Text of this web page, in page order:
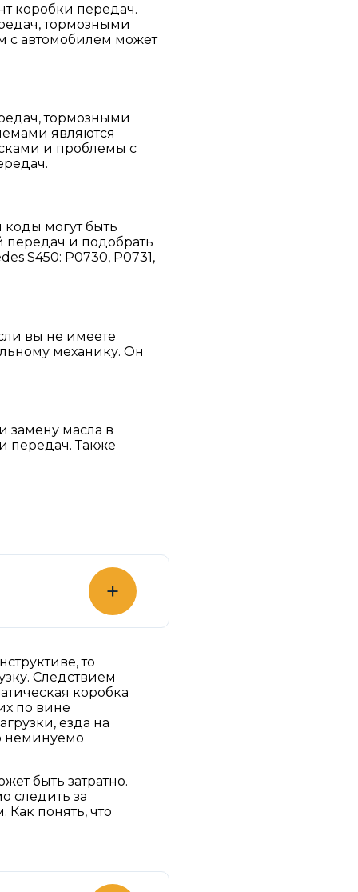
коробки передач.
тормозными
с автомобилем может
тормозными
являются
и проблемы с
могут быть
и подобрать
S450: P0730, P0731,
вы не имеете
механику. Он
замену масла в
передач. Также
+
то
Следствием
коробка
по вине
езда на
неминуемо
быть затратно.
следить за
понять, что